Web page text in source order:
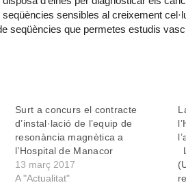
sensibles al creixement
seqüències que permetes estudis
Surt a concurs el contracte
d’instal·lació de l’equip de
resonància magnètica a
l’Hospital de Manacor
13 març 2017
A "Actualitat"